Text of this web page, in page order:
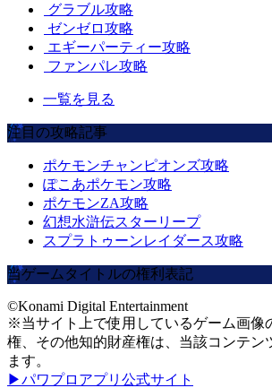
グラブル攻略
ゼンゼロ攻略
エギーパーティー攻略
ファンパレ攻略
一覧を見る
注目の攻略記事
ポケモンチャンピオンズ攻略
ぽこあポケモン攻略
ポケモンZA攻略
幻想水滸伝スターリープ
スプラトゥーンレイダース攻略
当ゲームタイトルの権利表記
©Konami Digital Entertainment
※当サイト上で使用しているゲーム画像
権、その他知的財産権は、当該コンテン
ます。
▶パワプロアプリ公式サイト